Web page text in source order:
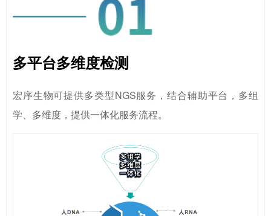
多平台多维度检测
宏序生物可提供多类型NGS服务，结合辅助平台，多组
学、多维度，提供一体化服务流程。